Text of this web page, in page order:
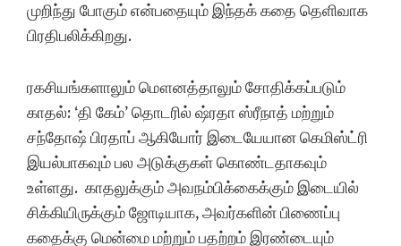
முறிந்து போகும் என்பதையும் இந்தக் கதை தெளிவாக
பிரதிபலிக்கிறது.
ரகசியங்களாலும் மௌனத்தாலும் சோதிக்கப்படும்
காதல்: ‘தி கேம்’ தொடரில் ஷ்ரதா ஸ்ரீநாத் மற்றும்
சந்தோஷ் பிரதாப் ஆகியோர் இடையேயான கெமிஸ்ட்ரி
இயல்பாகவும் பல அடுக்குகள் கொண்டதாகவும்
உள்ளது. காதலுக்கும் அவநம்பிக்கைக்கும் இடையில்
சிக்கியிருக்கும் ஜோடியாக, அவர்களின் பிணைப்பு
கதைக்கு மென்மை மற்றும் பதற்றம் இரண்டையும்